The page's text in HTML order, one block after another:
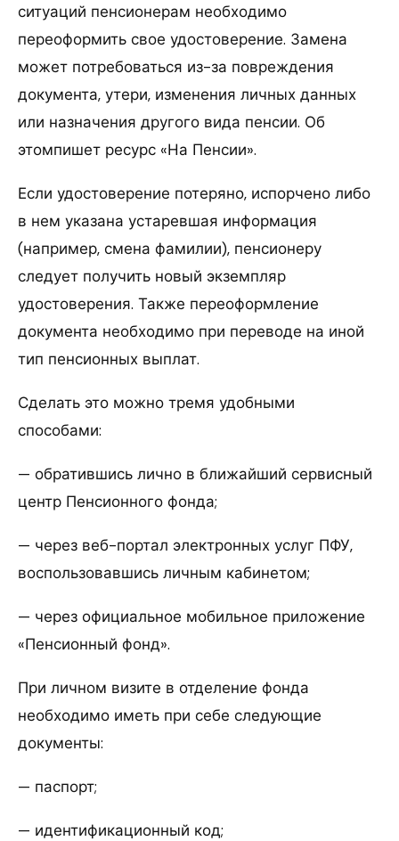
ситуаций пенсионерам необходимо
переоформить свое удостоверение. Замена
может потребоваться из-за повреждения
документа, утери, изменения личных данных
или назначения другого вида пенсии. Об
этомпишет ресурс «На Пенсии».
Если удостоверение потеряно, испорчено либо
в нем указана устаревшая информация
(например, смена фамилии), пенсионеру
следует получить новый экземпляр
удостоверения. Также переоформление
документа необходимо при переводе на иной
тип пенсионных выплат.
Сделать это можно тремя удобными
способами:
— обратившись лично в ближайший сервисный
центр Пенсионного фонда;
— через веб-портал электронных услуг ПФУ,
воспользовавшись личным кабинетом;
— через официальное мобильное приложение
«Пенсионный фонд».
При личном визите в отделение фонда
необходимо иметь при себе следующие
документы:
— паспорт;
— идентификационный код;